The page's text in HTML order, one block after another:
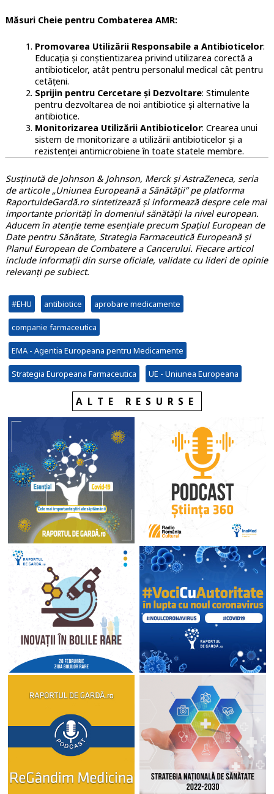
Măsuri Cheie pentru Combaterea AMR:
Promovarea Utilizării Responsabile a Antibioticelor:
Educația și conștientizarea privind utilizarea corectă a
antibioticelor, atât pentru personalul medical cât pentru
cetățeni.
Sprijin pentru Cercetare și Dezvoltare: Stimulente
pentru dezvoltarea de noi antibiotice și alternative la
antibiotice.
Monitorizarea Utilizării Antibioticelor: Crearea unui
sistem de monitorizare a utilizării antibioticelor și a
rezistenței antimicrobiene în toate statele membre.
Susținută de Johnson & Johnson, Merck și AstraZeneca, seria
de articole „Uniunea Europeană a Sănătății” pe platforma
RaportuldeGardă.ro sintetizează și informează despre cele mai
importante priorități în domeniul sănătății la nivel european.
Aducem în atenție teme esențiale precum Spațiul European de
Date pentru Sănătate, Strategia Farmaceutică Europeană și
Planul European de Combatere a Cancerului. Fiecare articol
include informații din surse oficiale, validate cu lideri de opinie
relevanți pe subiect.
#EHU antibiotice aprobare medicamente
companie farmaceutica
EMA - Agentia Europeana pentru Medicamente
Strategia Europeana Farmaceutica UE - Uniunea Europeana
ALTE RESURSE